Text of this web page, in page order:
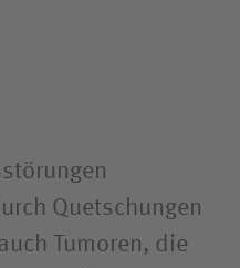
Quetschungen
Tumoren, die